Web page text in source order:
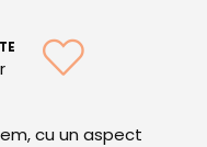
cu un aspect